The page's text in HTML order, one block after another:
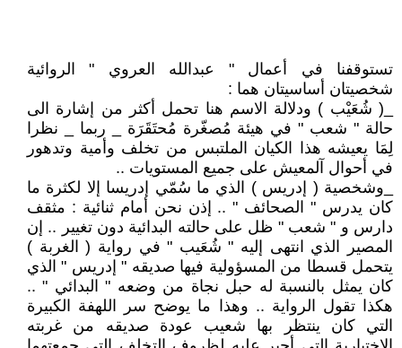
تستوقفنا في أعمال " عبدالله العروي " الروائية
شخصيتان أساسيتان هما :
_( شُعَيْب ) ودلالة الاسم هنا تحمل أكثر من إشارة الى
حالة " شعب " في هيئة مُصغّرة مُحتَقَرَة _ ربما _ نظرا
لِمَا يعيشه هذا الكيان الملتبس من تخلف وأمية وتدهور
في أحوال آلمعيش على جميع المستويات ..
_وشخصية ( إدريس ) الذي ما سُمّي إدريسا إلا لكثرة ما
كان يدرس " الصحائف " .. إذن نحن أمام ثنائية : مثقف
دارس و " شعب " ظل على حالته البدائية دون تغيير .. إن
المصير الذي انتهى إليه " شُعَيب " في رواية ( الغربة )
يتحمل قسطا من المسؤولية فيها صديقه " إدريس " الذي
كان يمثل بالنسبة له حبل نجاة من وضعه " البدائي " ..
هكذا تقول الرواية .. وهذا ما يوضح سر اللهفة الكبيرة
التي كان ينتظر بها شعيب عودة صديقه من غربته